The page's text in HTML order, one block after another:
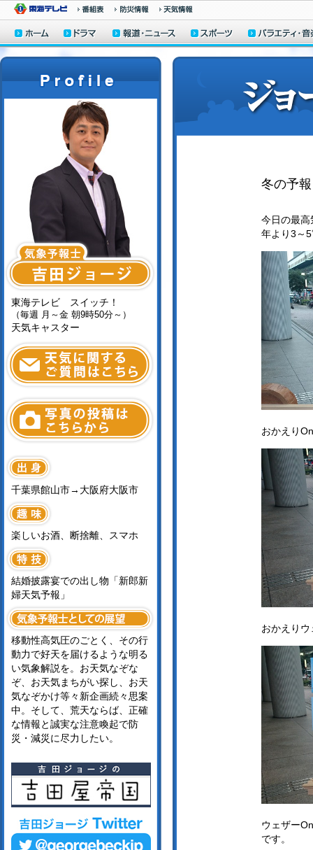
冬の予
今日の最
年より3～
おかえり
おかえり
ウェザー
です。
東海テレビ スイッチ！
（毎週 月～金 朝9時50分～）
天気キャスター
千葉県館山市→大阪府大阪市
楽しいお酒、断捨離、スマホ
結婚披露宴での出し物「新郎新
婦天気予報」
移動性高気圧のごとく、その行
動力で好天を届けるような明る
い気象解説を。お天気なぞな
ぞ、お天気まちがい探し、お天
気なぞかけ等々新企画続々思案
中。そして、荒天ならば、正確
な情報と誠実な注意喚起で防
災・減災に尽力したい。